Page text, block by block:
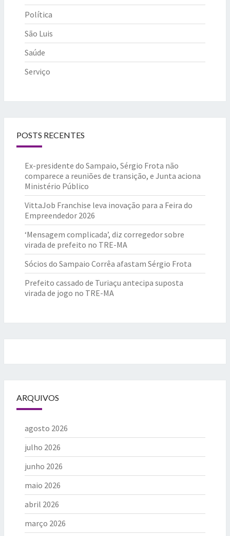
Política
São Luis
Saúde
Serviço
POSTS RECENTES
Ex-presidente do Sampaio, Sérgio Frota não
comparece a reuniões de transição, e Junta aciona
Ministério Público
VittaJob Franchise leva inovação para a Feira do
Empreendedor 2026
‘Mensagem complicada’, diz corregedor sobre
virada de prefeito no TRE-MA
Sócios do Sampaio Corrêa afastam Sérgio Frota
Prefeito cassado de Turiaçu antecipa suposta
virada de jogo no TRE-MA
ARQUIVOS
agosto 2026
julho 2026
junho 2026
maio 2026
abril 2026
março 2026